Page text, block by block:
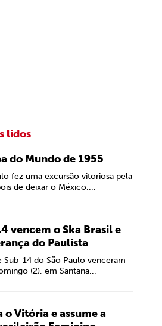
lidos
do Mundo de 1955
fez uma excursão vitoriosa pela
de deixar o México,...
vencem o Ska Brasil e
do Paulista
Sub-14 do São Paulo venceram
(2), em Santana...
Vitória e assume a